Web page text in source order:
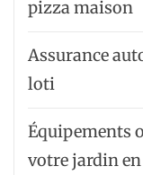
pizza maison
Assurance
loti
Équipements
votre jardin